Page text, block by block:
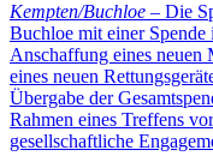
Kempten/Buchloe – Die
Buchloe mit einer
Anschaffung eines neuen
eines neuen
Übergabe der
Rahmen eines Treffens
gesellschaftliche